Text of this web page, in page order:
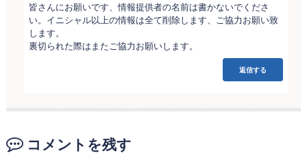
皆さんにお願いです、情報提供者の名前は書かないでくださ
い。イニシャル以上の情報は全て削除します、ご協力お願い致
します。
裏切られた際はまたご協力お願いします。
返信する
コメントを残す